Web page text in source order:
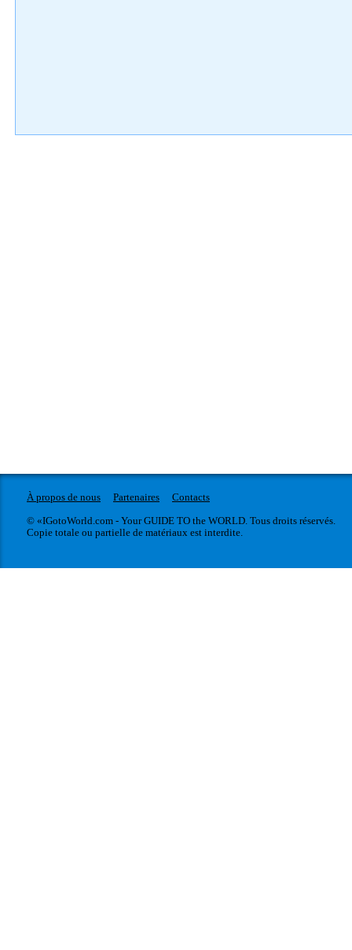
À propos de nous Partenaires
Contacts
© «IGotoWorld.com - Your GUIDE TO the WORLD. Tous droits réservés.
Copie totale ou partielle de matériaux est interdite.